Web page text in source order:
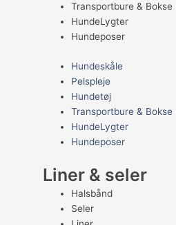
Transportbure & Bokse
HundeLygter
Hundeposer
Hundeskåle
Pelspleje
Hundetøj
Transportbure & Bokse
HundeLygter
Hundeposer
Liner & seler
Halsbånd
Seler